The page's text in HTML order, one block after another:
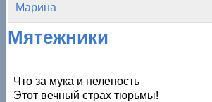
Вы здесь
Марина
Мятежники
Что за мука и нелепость
Этот вечный страх тюрьмы!